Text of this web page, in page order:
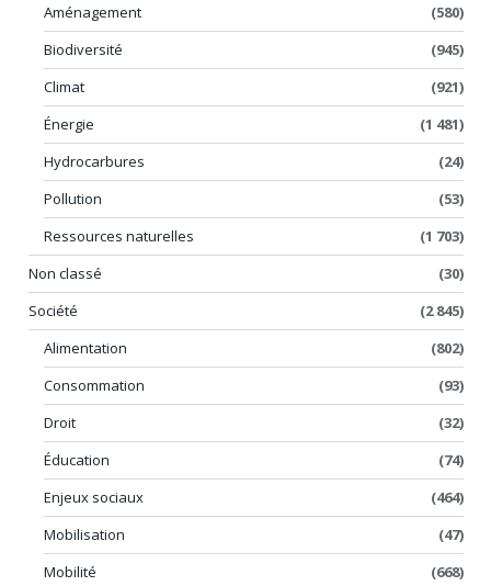
Aménagement
(580)
Biodiversité
(945)
Climat
(921)
Énergie
(1 481)
Hydrocarbures
(24)
Pollution
(53)
Ressources naturelles
(1 703)
Non classé
(30)
Société
(2 845)
Alimentation
(802)
Consommation
(93)
Droit
(32)
Éducation
(74)
Enjeux sociaux
(464)
Mobilisation
(47)
Mobilité
(668)